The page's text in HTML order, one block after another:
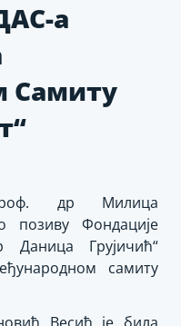
а
Самиту
др Милица
позиву Фондације
Грујичић“
самиту